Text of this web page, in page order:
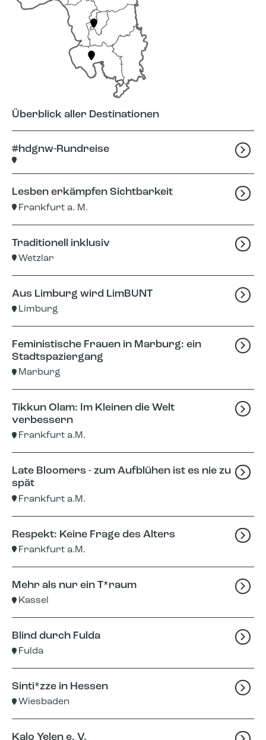
Überblick aller Destinationen
#hdgnw-Rundreise
Lesben erkämpfen Sichtbarkeit
Frankfurt a. M.
Traditionell inklusiv
Wetzlar
Aus Limburg wird LimBUNT
Limburg
Feministische Frauen in Marburg: ein
Stadtspaziergang
Marburg
Tikkun Olam: Im Kleinen die Welt
verbessern
Frankfurt a.M.
Late Bloomers - zum Aufblühen ist es nie zu
spät
Frankfurt a.M.
Respekt: Keine Frage des Alters
Frankfurt a.M.
Mehr als nur ein T*raum
Kassel
Blind durch Fulda
Fulda
Sinti*zze in Hessen
Wiesbaden
Kalo Yelen e. V.